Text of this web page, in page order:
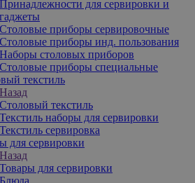
Принадлежности для сервировки и
гаджеты
Столовые приборы сервировочные
Столовые приборы инд. пользования
Наборы столовых приборов
Столовые приборы специальные
текстиль
Назад
Столовый текстиль
Текстиль наборы для сервировки
Текстиль сервировка
для сервировки
Назад
Товары для сервировки
Блюда